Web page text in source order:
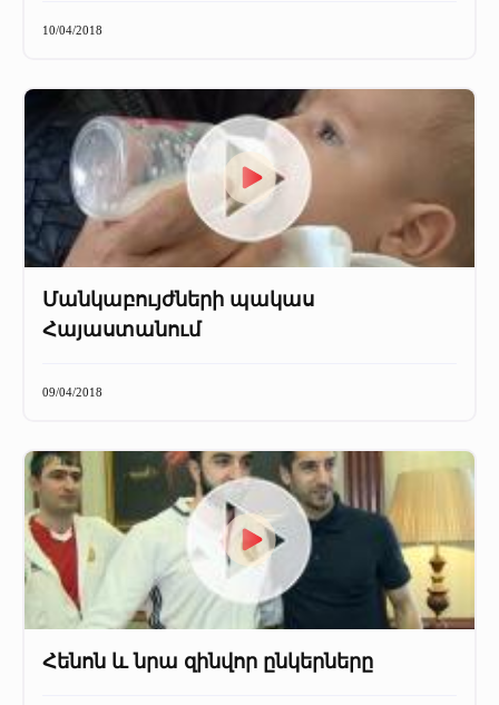
10/04/2018
Մանկաբույժների պակաս
Հայաստանում
09/04/2018
Հենոն և նրա զինվոր ընկերները